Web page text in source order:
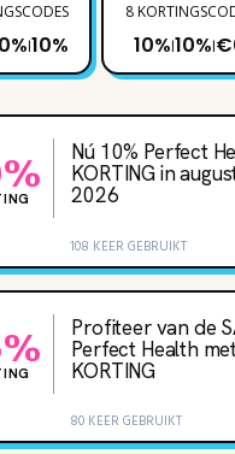
|10%
8
10%|10%|
Nú 10% Perfect
KORTING in
2026
108 KEER GEBRUIKT
Profiteer van de
Perfect Health
KORTING
80 KEER GEBRUIKT